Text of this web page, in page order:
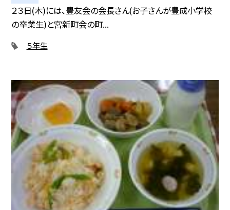
２３日(木)には、豊友会の会長さん(お子さんが豊成小学校
の卒業生)と宮新町会の町...
５年生